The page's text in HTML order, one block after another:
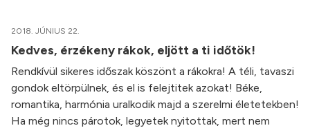
2018. JÚNIUS 22.
Kedves, érzékeny rákok, eljött a ti időtök!
Rendkívül sikeres időszak köszönt a rákokra! A téli, tavaszi
gondok eltörpülnek, és el is felejtitek azokat! Béke,
romantika, harmónia uralkodik majd a szerelmi életetekben!
Ha még nincs párotok, legyetek nyitottak, mert nem